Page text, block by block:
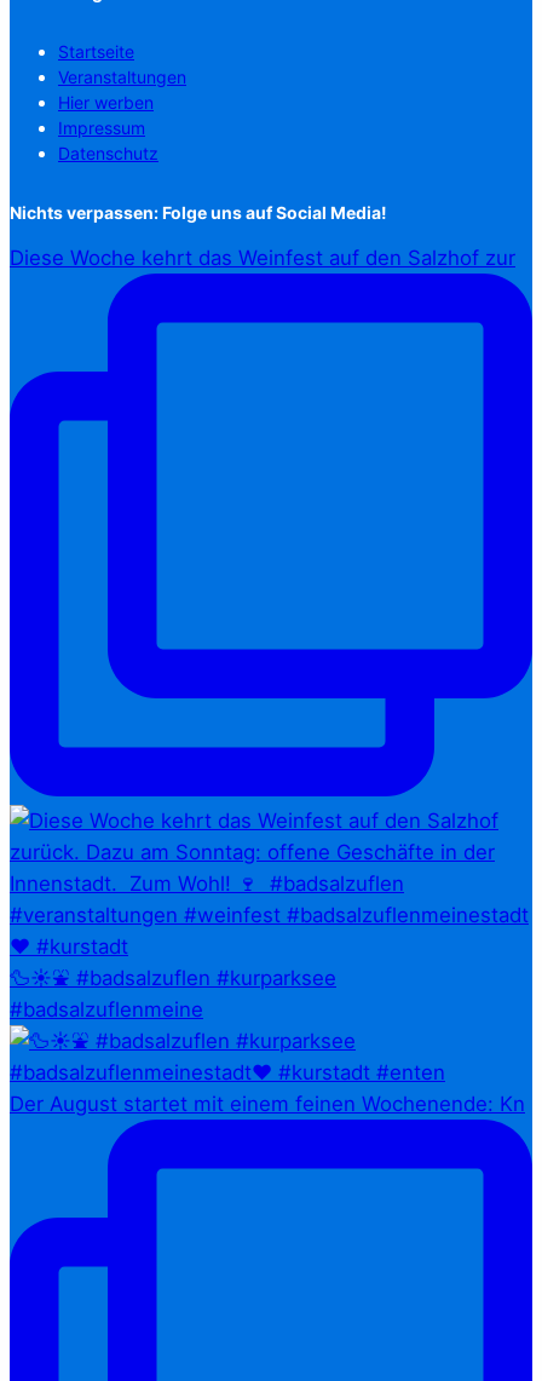
Startseite
Veranstaltungen
Hier werben
Impressum
Datenschutz
Nichts verpassen: Folge uns auf Social Media!
Diese Woche kehrt das Weinfest auf den Salzhof zur
🦆☀️⛲ #badsalzuflen #kurparksee
#badsalzuflenmeine
Der August startet mit einem feinen Wochenende: Kn